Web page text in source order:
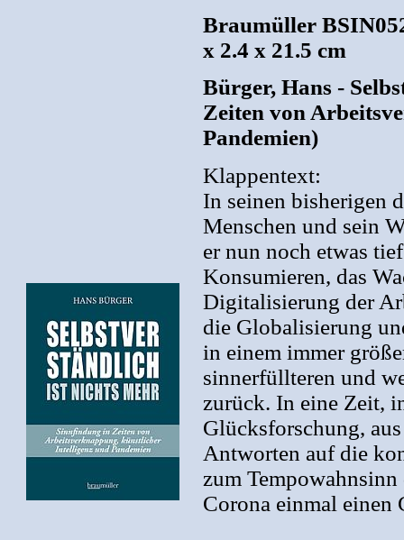
Braumüller
x 2.4 x 21.5 cm
Bürger, Hans -
Zeiten von
Pandemien)
Klappentext:
In seinen bisherigen
Menschen und sein
er nun noch etwas
Konsumieren, das
Digitalisierung der
die Globalisierung
in einem immer
sinnerfüllteren und
zurück. In eine Zeit,
Glücksforschung,
Antworten auf die
zum
Corona einmal einen